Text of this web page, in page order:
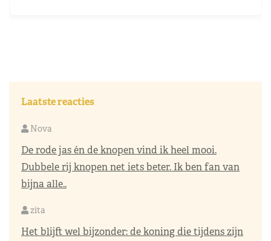
Laatste reacties
Nova
De rode jas én de knopen vind ik heel mooi.
Dubbele rij knopen net iets beter. Ik ben fan van
bijna alle..
zita
Het blijft wel bijzonder: de koning die tijdens zijn